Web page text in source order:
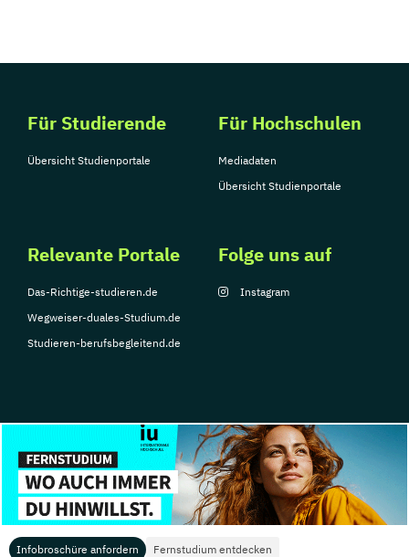
Infobroschüre anfordern Fernstudium entdecken
Für Studierende
Übersicht Studienportale
Für Hochschulen
Mediadaten
Übersicht Studienportale
Relevante Portale
Das-Richtige-studieren.de
Wegweiser-duales-Studium.de
Studieren-berufsbegleitend.de
Folge uns auf
Instagram
© Copyright 2026, TarGroup Media GmbH
Impressum
Datenschutzerklärung Nutzungsbedingungen